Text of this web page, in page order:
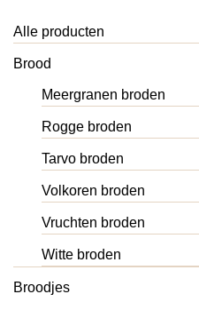
Alle producten
Brood
Meergranen broden
Rogge broden
Tarvo broden
Volkoren broden
Vruchten broden
Witte broden
Broodjes